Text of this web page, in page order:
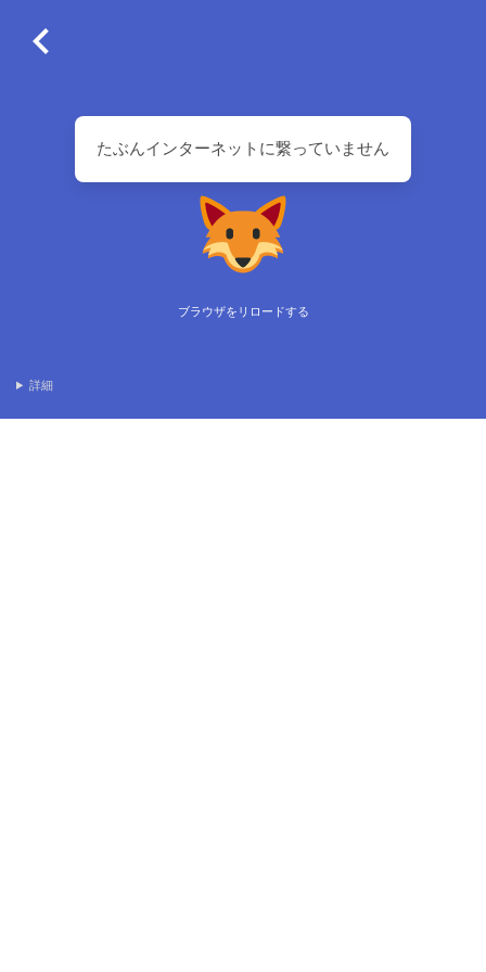
たぶんインターネットに繋っていません
ブラウザをリロードする
詳細